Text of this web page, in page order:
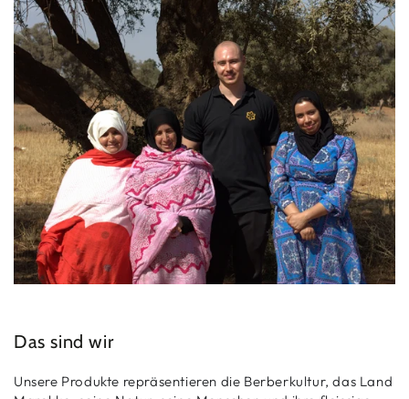
Das sind wir
Unsere Produkte repräsentieren die Berberkultur, das Land